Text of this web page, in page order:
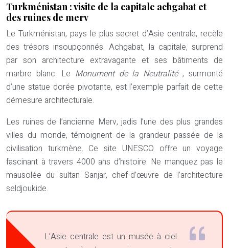
Turkménistan : visite de la capitale achgabat et
des ruines de merv
Le Turkménistan, pays le plus secret d’Asie centrale, recèle
des trésors insoupçonnés. Achgabat, la capitale, surprend
par son architecture extravagante et ses bâtiments de
marbre blanc. Le Monument de la Neutralité, surmonté
d’une statue dorée pivotante, est l’exemple parfait de cette
démesure architecturale.
Les ruines de l’ancienne Merv, jadis l’une des plus grandes
villes du monde, témoignent de la grandeur passée de la
civilisation turkmène. Ce site UNESCO offre un voyage
fascinant à travers 4000 ans d’histoire. Ne manquez pas le
mausolée du sultan Sanjar, chef-d’œuvre de l’architecture
seldjoukide.
L’Asie centrale est un musée à ciel